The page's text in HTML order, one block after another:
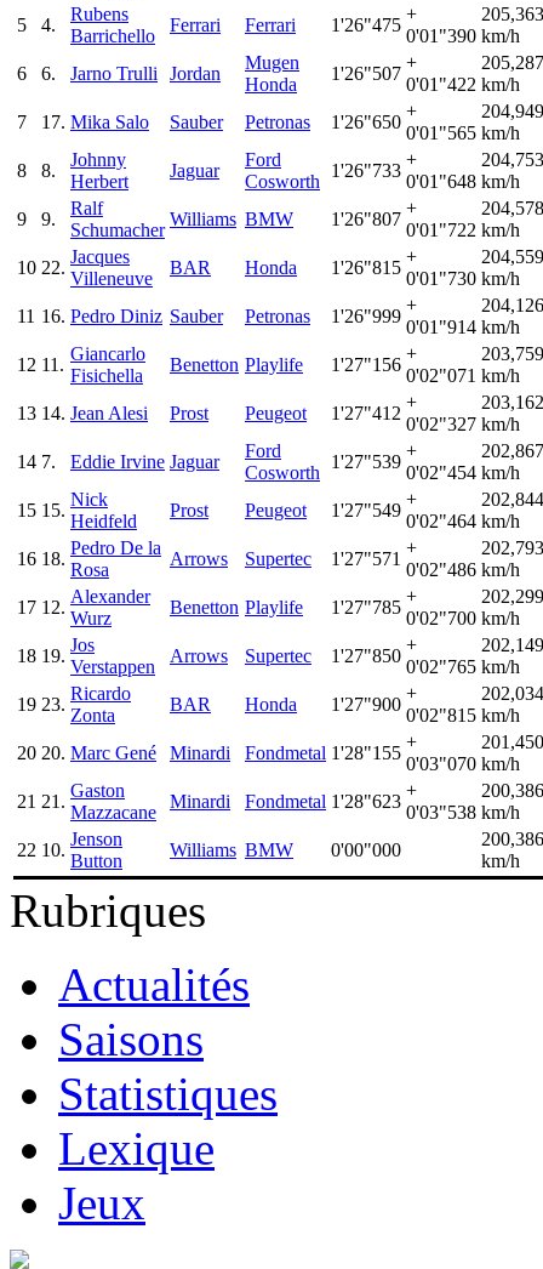
5 4.
Rubens
Barrichello
Ferrari Ferrari 1'26"475
+
0'01"390
205,363
km/h
6
6. Jarno Trulli Jordan
Mugen
Honda
1'26"507
+
0'01"422
205,287
km/h
7
17. Mika Salo Sauber Petronas 1'26"650
+
0'01"565
204,949
km/h
8
8.
Johnny
Herbert
Jaguar
Ford
Cosworth
1'26"733
+
0'01"648
204,753
km/h
9
9.
Ralf
Schumacher
Williams BMW 1'26"807
+
0'01"722
204,578
km/h
10 22.
Jacques
Villeneuve
BAR Honda 1'26"815
+
0'01"730
204,559
km/h
11 16. Pedro Diniz Sauber Petronas 1'26"999
+
0'01"914
204,126
km/h
12 11.
Giancarlo
Fisichella
Benetton Playlife 1'27"156
+
0'02"071
203,759
km/h
13 14. Jean Alesi Prost Peugeot 1'27"412
+
0'02"327
203,162
km/h
14 7. Eddie Irvine Jaguar
Ford
Cosworth
1'27"539
+
0'02"454
202,867
km/h
15 15.
Nick
Heidfeld
Prost Peugeot 1'27"549
+
0'02"464
202,844
km/h
16 18.
Pedro De la
Rosa
Arrows Supertec 1'27"571
+
0'02"486
202,793
km/h
17 12.
Alexander
Wurz
Benetton Playlife 1'27"785
+
0'02"700
202,299
km/h
18 19.
Jos
Verstappen
Arrows Supertec 1'27"850
+
0'02"765
202,149
km/h
19 23.
Ricardo
Zonta
BAR Honda 1'27"900
+
0'02"815
202,034
km/h
20 20. Marc Gené Minardi Fondmetal 1'28"155
+
0'03"070
201,450
km/h
21 21.
Gaston
Mazzacane
Minardi Fondmetal 1'28"623
+
0'03"538
200,386
km/h
22 10.
Jenson
Button
Williams BMW 0'00"000
200,386
km/h
Rubriques
Actualités
Saisons
Statistiques
Lexique
Jeux